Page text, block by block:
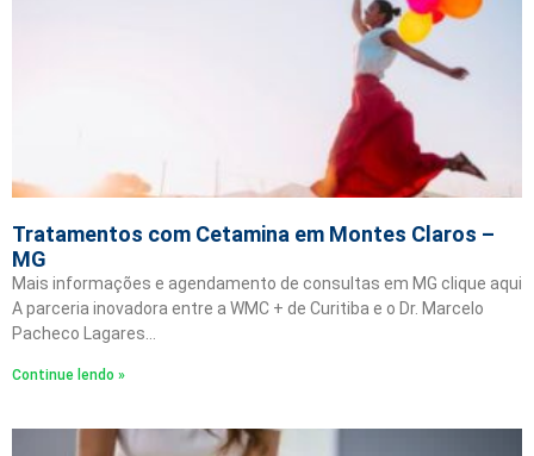
Tratamentos com Cetamina em Montes Claros –
MG
Mais informações e agendamento de consultas em MG clique aqui
A parceria inovadora entre a WMC + de Curitiba e o Dr. Marcelo
Pacheco Lagares…
Continue lendo »